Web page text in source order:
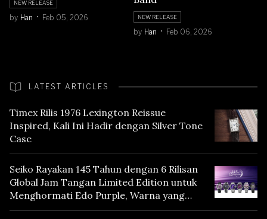
NEW RELEASE
by Han Feb 05, 2026 NEW RELEASE
by Han Feb 06, 2026
LATEST ARTICLES
Timex Rilis 1976 Lexington Reissue
Inspired, Kali Ini Hadir dengan Silver Tone
Case
Seiko Rayakan 145 Tahun dengan 6 Rilisan
Global Jam Tangan Limited Edition untuk
Menghormati Edo Purple, Warna yang
Mencerminkan Warisan Tokyo